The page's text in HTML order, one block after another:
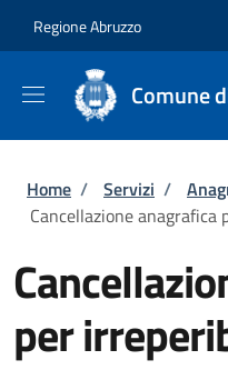
Regione Abruzzo
Comune
Briciole di
Home / Servizi /
Cancellazione
per